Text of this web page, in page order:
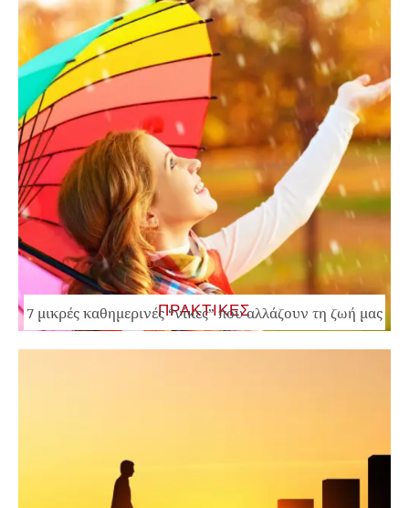
ΠΡΑΚΤΙΚΕΣ
7 μικρές καθημερινές “νίκες” που αλλάζουν τη ζωή μας